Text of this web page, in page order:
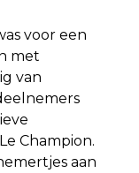
voor een
met
van
Champion.
aan